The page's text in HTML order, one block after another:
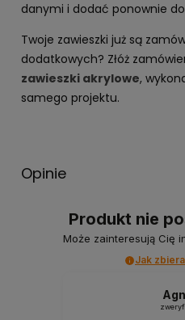
danymi i dodać ponownie do
Twoje zawieszki już są
dodatkowych? Złóż
zawieszki akrylowe,
samego projektu.
Opinie
Produkt nie
Może zainteresują Cię
Jak